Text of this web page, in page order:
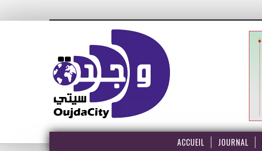
ACCUEIL JOURNAL